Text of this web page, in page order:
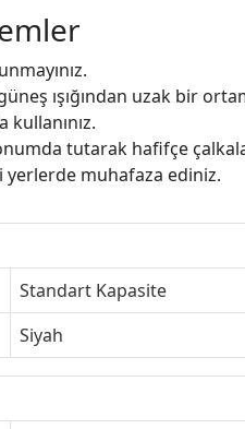
ışığından uzak bir
kullanınız.
tutarak hafifçe
yerlerde muhafaza ediniz.
Standart Kapasite
Siyah